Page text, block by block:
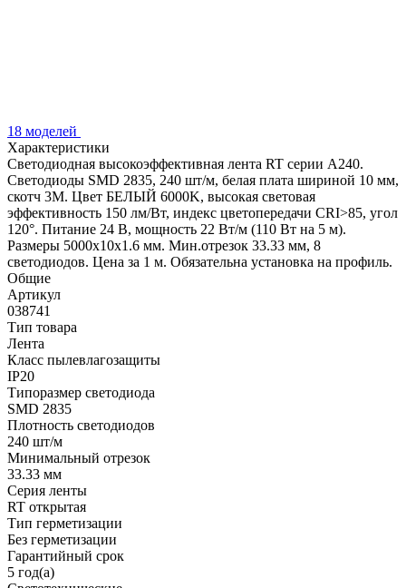
18 моделей
Характеристики
Светодиодная высокоэффективная лента RT серии A240.
Светодиоды SMD 2835, 240 шт/м, белая плата шириной 10 мм,
скотч 3M. Цвет БЕЛЫЙ 6000K, высокая световая
эффективность 150 лм/Вт, индекс цветопередачи CRI>85, угол
120°. Питание 24 В, мощность 22 Вт/м (110 Вт на 5 м).
Размеры 5000x10x1.6 мм. Мин.отрезок 33.33 мм, 8
светодиодов. Цена за 1 м. Обязательна установка на профиль.
Общие
Артикул
038741
Тип товара
Лента
Класс пылевлагозащиты
IP20
Типоразмер светодиода
SMD 2835
Плотность светодиодов
240 шт/м
Минимальный отрезок
33.33 мм
Серия ленты
RT открытая
Тип герметизации
Без герметизации
Гарантийный срок
5 год(а)